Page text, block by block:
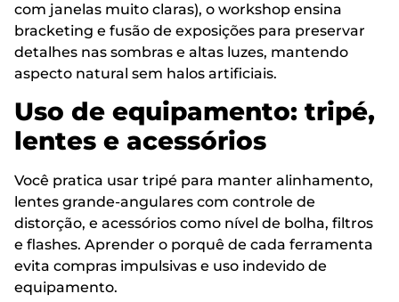
com janelas muito claras), o workshop ensina
bracketing e fusão de exposições para preservar
detalhes nas sombras e altas luzes, mantendo
aspecto natural sem halos artificiais.
Uso de equipamento: tripé,
lentes e acessórios
Você pratica usar tripé para manter alinhamento,
lentes grande-angulares com controle de
distorção, e acessórios como nível de bolha, filtros
e flashes. Aprender o porquê de cada ferramenta
evita compras impulsivas e uso indevido de
equipamento.